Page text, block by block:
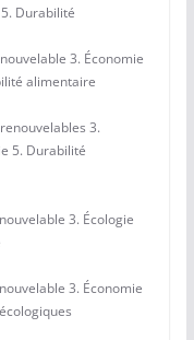
Durabilité
3. Économie
alimentaire
3.
5. Durabilité
3. Écologie
3. Économie